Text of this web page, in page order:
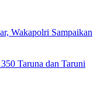
Wakapolri Sampaikan
Taruna dan Taruni